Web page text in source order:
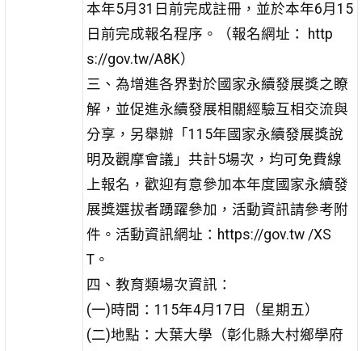
本年5月31日前完成註冊，並於本年6月15
日前完成報名程序。（報名網址： http
s://gov.tw/A8K）
三、為增進各界對於國家永續發展獎之瞭
解，並促進永續發展相關經驗互相交流與
分享，另舉辦「115年國家永續發展獎說
明及觀摩會議」共計5場次，均可免費線
上報名，歡迎有意參加本年度國家永續發
展獎選拔者踴躍參加，活動資訊請參考附
件。活動資訊網址：https://gov.tw /XS
T。
四、教育類場次資訊：
(一)時間：115年4月17日（星期五）
(二)地點：大葉大學（彰化縣大村鄉學府